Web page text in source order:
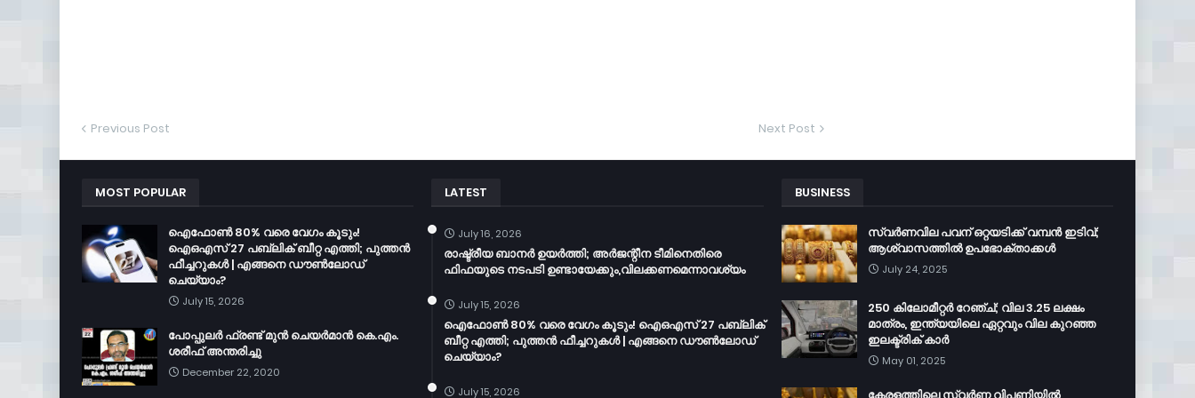
Previous Post Next Post
MOST POPULAR
ഐഫോൺ 80% വരെ വേഗം കൂടും!
ഐഒഎസ് 27 പബ്ലിക് ബീറ്റ എത്തി; പുത്തൻ
ഫീച്ചറുകൾ | എങ്ങനെ ഡൗൺലോഡ്
ചെയ്യാം?
July 15, 2026
പോപ്പുലർ ഫ്രണ്ട്​ മുൻ ചെയർമാൻ കെ.എം.
ശരീഫ്​ അന്തരിച്ചു
December 22, 2020
LATEST
July 16, 2026
രാഷ്ട്രീയ ബാനർ ഉയർത്തി; അർജന്റീന ടീമിനെതിരെ
ഫിഫയുടെ നടപടി ഉണ്ടായേക്കും,വിലക്കണമെന്നാവശ്യം
July 15, 2026
ഐഫോൺ 80% വരെ വേഗം കൂടും! ഐഒഎസ് 27 പബ്ലിക്
ബീറ്റ എത്തി; പുത്തൻ ഫീച്ചറുകൾ | എങ്ങനെ ഡൗൺലോഡ്
ചെയ്യാം?
July 15, 2026
BUSINESS
സ്വർണവില പവന് ഒറ്റയടിക്ക് വമ്പൻ ഇടിവ്;
ആശ്വാസത്തിൽ ഉപഭോക്താക്കൾ
July 24, 2025
250 കിലോമീറ്റർ റേഞ്ച്; വില 3.25 ലക്ഷം
മാത്രം, ഇന്ത്യയിലെ ഏറ്റവും വില കുറഞ്ഞ
ഇലക്ട്രിക് കാർ
May 01, 2025